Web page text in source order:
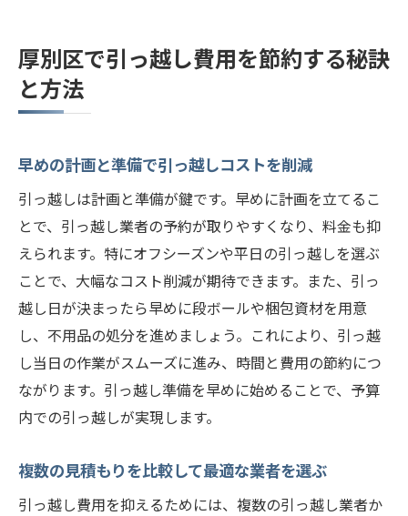
厚別区で引っ越し費用を節約する秘訣
と方法
早めの計画と準備で引っ越しコストを削減
引っ越しは計画と準備が鍵です。早めに計画を立てるこ
とで、引っ越し業者の予約が取りやすくなり、料金も抑
えられます。特にオフシーズンや平日の引っ越しを選ぶ
ことで、大幅なコスト削減が期待できます。また、引っ
越し日が決まったら早めに段ボールや梱包資材を用意
し、不用品の処分を進めましょう。これにより、引っ越
し当日の作業がスムーズに進み、時間と費用の節約につ
ながります。引っ越し準備を早めに始めることで、予算
内での引っ越しが実現します。
複数の見積もりを比較して最適な業者を選ぶ
引っ越し費用を抑えるためには、複数の引っ越し業者か